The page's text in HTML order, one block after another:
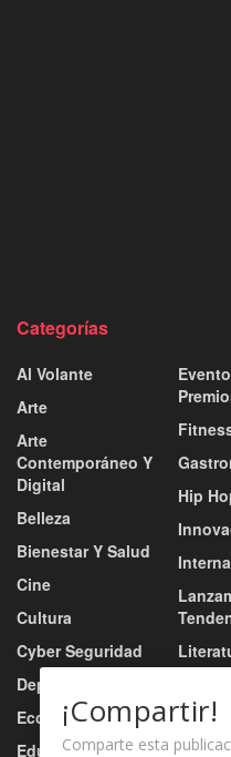
Categorías
Al Volante
Arte
Arte
Contemporáneo Y
Digital
Belleza
Bienestar Y Salud
Cine
Cultura
Cyber Seguridad
Deportes
Economía
Educación
Hip
Música
¡Compartir!
Comparte esta